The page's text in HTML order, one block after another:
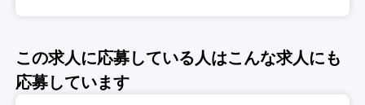
この求人に応募している人はこんな求人にも
応募しています